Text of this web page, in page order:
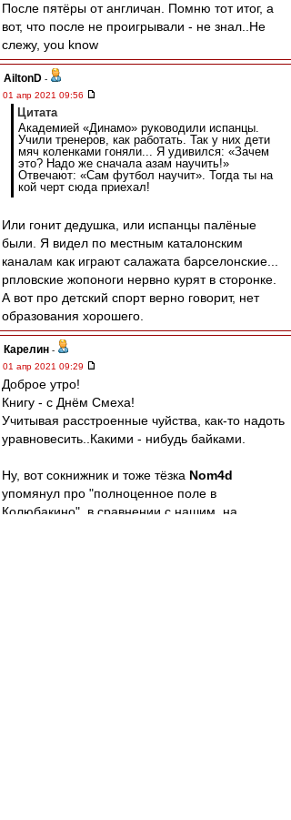
После пятёры от англичан. Помню тот итог, а
вот, что после не проигрывали - не знал..Не
слежу, you know
AiltonD -
01 апр 2021 09:56
Цитата
Академией «Динамо» руководили испанцы.
Учили тренеров, как работать. Так у них дети
мяч коленками гоняли... Я удивился: «Зачем
это? Надо же сначала азам научить!»
Отвечают: «Сам футбол научит». Тогда ты на
кой черт сюда приехал!
Или гонит дедушка, или испанцы палёные
были. Я видел по местным каталонским
каналам как играют салажата барселонские...
рпловские жопоноги нервно курят в сторонке.
А вот про детский спорт верно говорит, нет
образования хорошего.
Карелин -
01 апр 2021 09:29
Доброе утро!
Книгу - с Днём Смеха!
Учитывая расстроенные чуйства, как-то надоть
уравновесить..Какими - нибудь байками.
Ну, вот сокнижник и тоже тёзка Nom4d
упомянул про "полноценное поле в
Колюбакино", в сравнении с нашим, на